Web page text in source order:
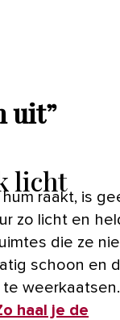
uit”
licht
raakt, is
zo licht en
die ze
schoon en
haal je de